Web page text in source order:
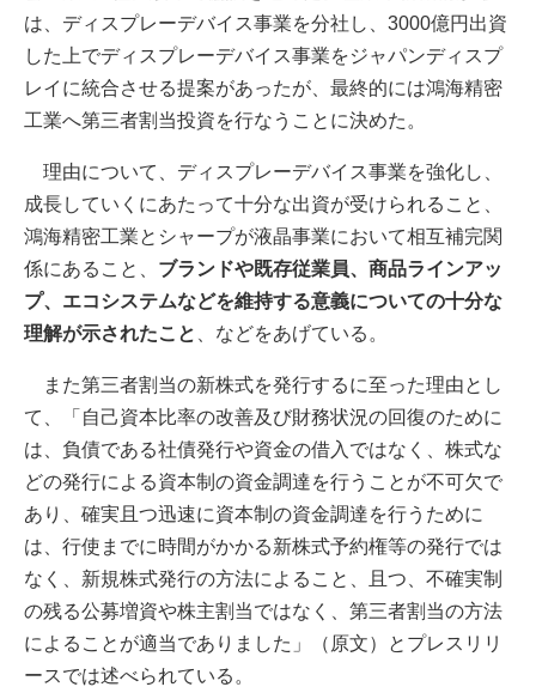
は、ディスプレーデバイス事業を分社し、3000億円出資
した上でディスプレーデバイス事業をジャパンディスプ
レイに統合させる提案があったが、最終的には鴻海精密
工業へ第三者割当投資を行なうことに決めた。
理由について、ディスプレーデバイス事業を強化し、
成長していくにあたって十分な出資が受けられること、
鴻海精密工業とシャープが液晶事業において相互補完関
係にあること、 ブランドや既存従業員、商品ラインアッ
プ、エコシステムなどを維持する意義についての十分な
理解が示されたこと
、などをあげている。
また第三者割当の新株式を発行するに至った理由とし
て、「自己資本比率の改善及び財務状況の回復のために
は、負債である社債発行や資金の借入ではなく、株式な
どの発行による資本制の資金調達を行うことが不可欠で
あり、確実且つ迅速に資本制の資金調達を行うために
は、行使までに時間がかかる新株式予約権等の発行では
なく、新規株式発行の方法によること、且つ、不確実制
の残る公募増資や株主割当ではなく、第三者割当の方法
によることが適当でありました」（原文）とプレスリリ
ースでは述べられている。